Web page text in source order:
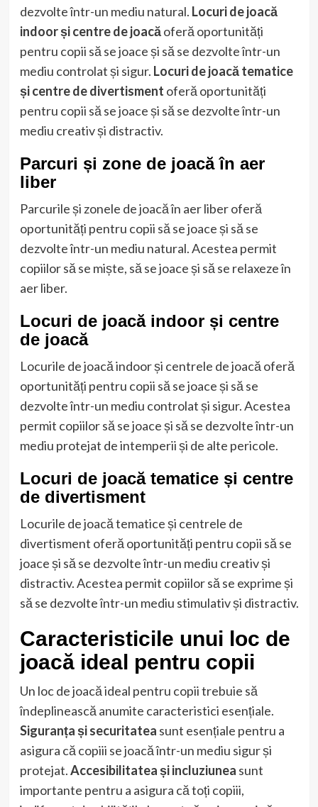
dezvolte într-un mediu natural. Locuri de joacă
indoor și centre de joacăoferă oportunități
pentru copii să se joace și să se dezvolte într-un
mediu controlat și sigur. Locuri de joacă tematice
și centre de divertisment oferă oportunități
pentru copii să se joace și să se dezvolte într-un
mediu creativ și distractiv.
Parcuri și zone de joacă în aer
liber
Parcurile și zonele de joacă în aer liber oferă
oportunități pentru copii să se joace și să se
dezvolte într-un mediu natural. Acestea permit
copiilor să se miște, să se joace și să se relaxeze în
aer liber.
Locuri de joacă indoor și centre
de joacă
Locurile de joacă indoor și centrele de joacă oferă
oportunități pentru copii să se joace și să se
dezvolte într-un mediu controlat și sigur. Acestea
permit copiilor să se joace și să se dezvolte într-un
mediu protejat de intemperii și de alte pericole.
Locuri de joacă tematice și centre
de divertisment
Locurile de joacă tematice și centrele de
divertisment oferă oportunități pentru copii să se
joace și să se dezvolte într-un mediu creativ și
distractiv. Acestea permit copiilor să se exprime și
să se dezvolte într-un mediu stimulativ și distractiv.
Caracteristicile unui loc de
joacă ideal pentru copii
Un loc de joacă ideal pentru copii trebuie să
îndeplinească anumite caracteristici esențiale.
Siguranța și securitatea sunt esențiale pentru a
asigura că copiii se joacă într-un mediu sigur și
protejat.Accesibilitatea și incluziunea sunt
importante pentru a asigura că toți copiii,